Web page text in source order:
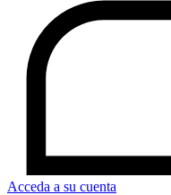
Acceda a su cuenta